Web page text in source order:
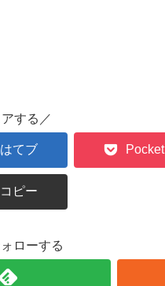
する／
はてブ Pocket
コピー
ローする